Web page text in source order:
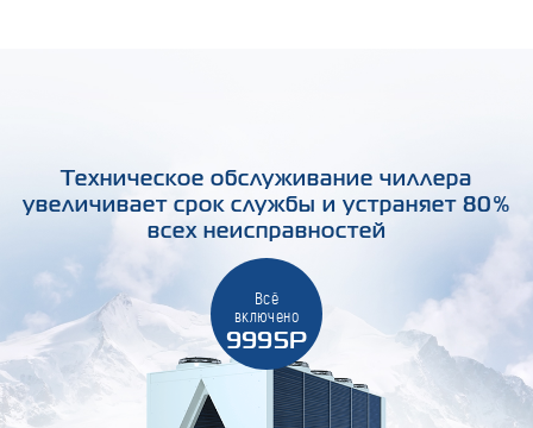
Техническое обслуживание чиллера
увеличивает срок службы и устраняет 80%
всех неисправностей
Всё
включено
9995Р